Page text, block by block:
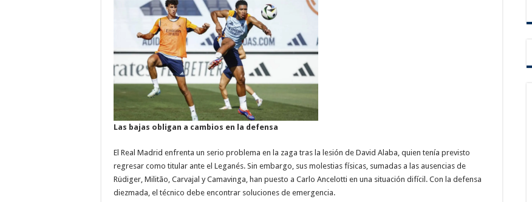
Las bajas obligan a cambios en la defensa
El Real Madrid enfrenta un serio problema en la zaga tras la lesión de David Alaba, quien tenía previsto
regresar como titular ante el Leganés. Sin embargo, sus molestias físicas, sumadas a las ausencias de
Rüdiger, Militão, Carvajal y Camavinga, han puesto a Carlo Ancelotti en una situación difícil. Con la defensa
diezmada, el técnico debe encontrar soluciones de emergencia.